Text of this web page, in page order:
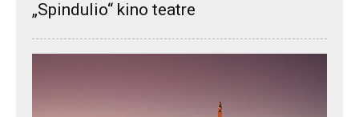
„Spindulio“ kino teatre